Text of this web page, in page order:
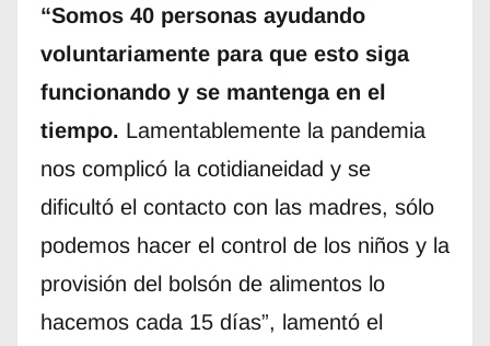
“Somos 40 personas ayudando
voluntariamente para que esto siga
funcionando y se mantenga en el
tiempo. Lamentablemente la pandemia
nos complicó la cotidianeidad y se
dificultó el contacto con las madres, sólo
podemos hacer el control de los niños y la
provisión del bolsón de alimentos lo
hacemos cada 15 días”, lamentó el